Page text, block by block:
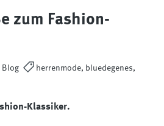
zum Fashion-
Blog
herrenmode, bluedegenes,
Klassiker.